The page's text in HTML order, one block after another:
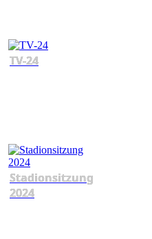
TV-24
Stadionsitzung
2024